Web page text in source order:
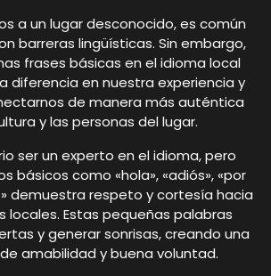
a un lugar desconocido, es común
barreras lingüísticas. Sin embargo,
frases básicas en el idioma local
diferencia en nuestra experiencia y
de manera más auténtica
y las personas del lugar.
ser un experto en el idioma, pero
básicos como «hola», «adiós», «por
demuestra respeto y cortesía hacia
locales. Estas pequeñas palabras
y generar sonrisas, creando una
amabilidad y buena voluntad.